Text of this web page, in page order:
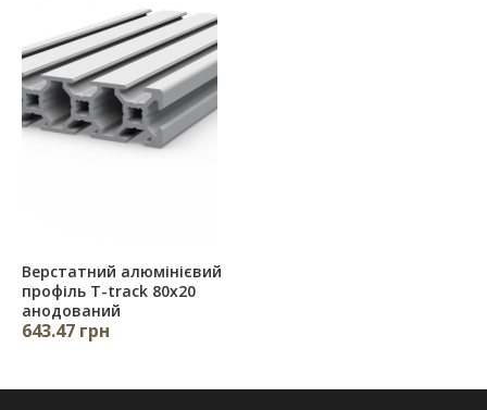
Верстатний алюмінієвий
профіль T-track 80х20
анодований
643.47 грн